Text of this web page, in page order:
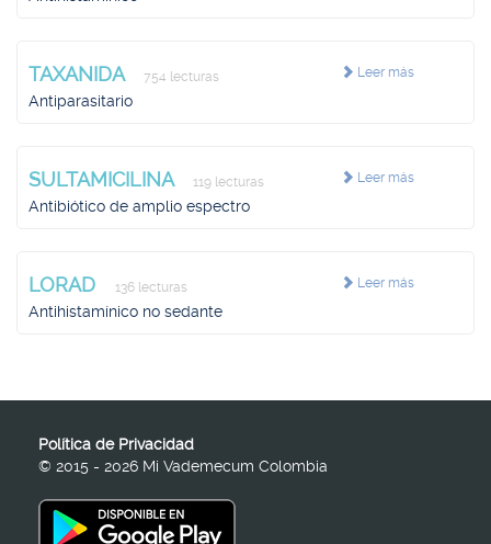
Leer más
TAXANIDA 754 lecturas
Antiparasitario
Leer más
SULTAMICILINA 119 lecturas
Antibiótico de amplio espectro
Leer más
LORAD 136 lecturas
Antihistamínico no sedante
Política de Privacidad
© 2015 - 2026 Mi Vademecum Colombia